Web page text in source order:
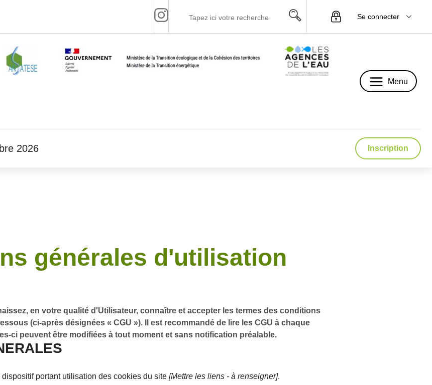
Se connecter
Menu
2026 Inscription
générales d'utilisation
en votre qualité d'Utilisateur, connaître et accepter les termes des conditions
(ci-après désignées « CGU »). Il est recommandé de lire les CGU à chaque
ci peuvent être modifiées à tout moment et sans notification préalable.
portant utilisation des cookies du site[Mettre les liens - à renseigner].